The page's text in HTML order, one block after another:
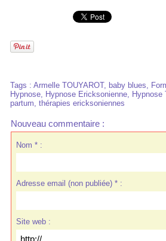
Tags : Armelle TOUYAROT, baby blues,
Hypnose, Hypnose Ericksonienne, Hypnose
partum, thérapies ericksoniennes
Nouveau commentaire :
Nom * :
Adresse email (non publiée) * :
Site web :